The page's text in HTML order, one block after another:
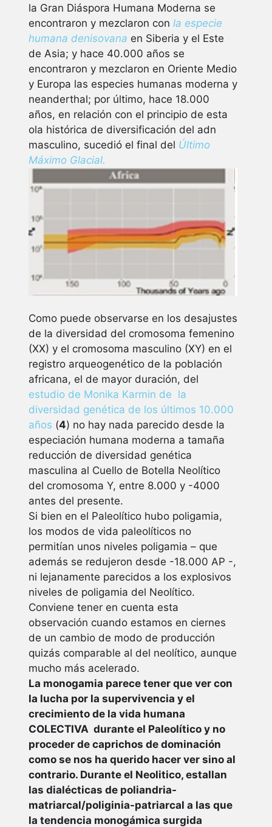
la Gran Diáspora Humana Moderna se
encontraron y mezclaron con la especie
humana denisovana en Siberia y el Este
de Asia; y hace 40.000 años se
encontraron y mezclaron en Oriente Medio
y Europa las especies humanas moderna y
neanderthal; por último, hace 18.000
años, en relación con el principio de esta
ola histórica de diversificación del adn
masculino, sucedió el final del Último
Máximo Glacial.
Como puede observarse en los desajustes
de la diversidad del cromosoma femenino
(XX) y el cromosoma masculino (XY) en el
registro arqueogenético de la población
africana, el de mayor duración, del
estudio de Monika Karmin de la
diversidad genética de los últimos 10.000
años (4) no hay nada parecido desde la
especiación humana moderna a tamaña
reducción de diversidad genética
masculina al Cuello de Botella Neolítico
del cromosoma Y, entre 8.000 y -4000
antes del presente.
Si bien en el Paleolítico hubo poligamia,
los modos de vida paleolíticos no
permitían unos niveles poligamia – que
además se redujeron desde -18.000 AP -,
ni lejanamente parecidos a los explosivos
niveles de poligamia del Neolítico.
Conviene tener en cuenta esta
observación cuando estamos en ciernes
de un cambio de modo de producción
quizás comparable al del neolítico, aunque
mucho más acelerado.
La monogamia parece tener que ver con
la lucha por la supervivencia y el
crecimiento de la vida humana
COLECTIVA durante el Paleolítico y no
proceder de caprichos de dominación
como se nos ha querido hacer ver sino al
contrario. Durante el Neolitico, estallan
las dialécticas de poliandria-
matriarcal/poliginia-patriarcal a las que
la tendencia monogámica surgida